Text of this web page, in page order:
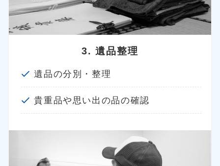
3. 遺品整理
遺品の分別・整理
貴重品や思い出の品の確認